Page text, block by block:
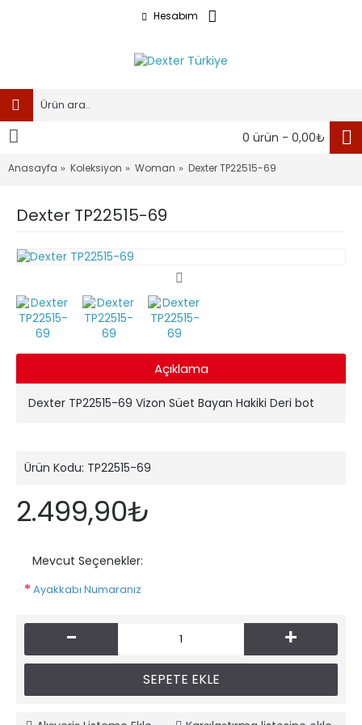
Hesabım
0 ürün - 0,00₺
Anasayfa Koleksiyon Woman Dexter TP22515-69
Dexter TP22515-69
Açıklama
Dexter TP22515-69 Vizon Süet Bayan Hakiki Deri bot
Ürün Kodu: TP22515-69
2.499,90₺
Mevcut Seçenekler:
Ayakkabı Numaranız
- +
SEPETE EKLE